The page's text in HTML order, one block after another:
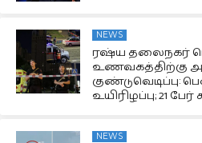
NEWS
ரஷ்ய தலைநகர்
உணவகத்திற்கு
குண்டுவெடிப்பு:
உயிரிழப்பு; 21
NEWS